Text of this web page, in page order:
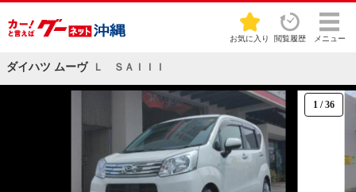
お気に入り 閲覧履歴 メニュー
ダイハツ ムーヴ Ｌ ＳＡＩＩＩ
1 /36